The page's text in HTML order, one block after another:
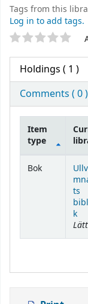
Tags from this
Log in to add tags.
Star ratings
Holdings ( 1 )
Comments ( 0 )
Holdings
Item
type
Bok
ts
k